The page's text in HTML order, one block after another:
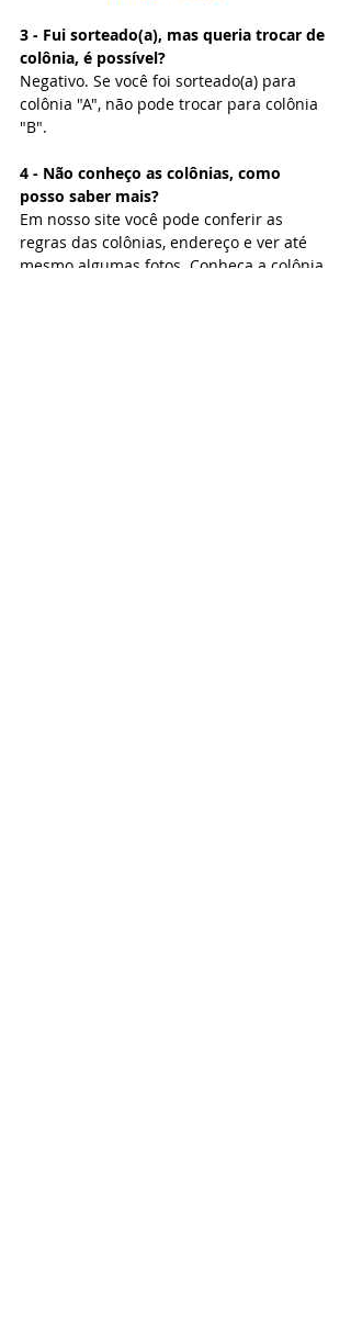
3 - Fui sorteado(a), mas queria trocar de
colônia, é possível?
Negativo. Se você foi sorteado(a) para
colônia "A", não pode trocar para colônia
"B".
4 - Não conheço as colônias, como
posso saber mais?
Em nosso site você pode conferir as
regras das colônias, endereço e ver até
mesmo algumas fotos. Conheça a colônia